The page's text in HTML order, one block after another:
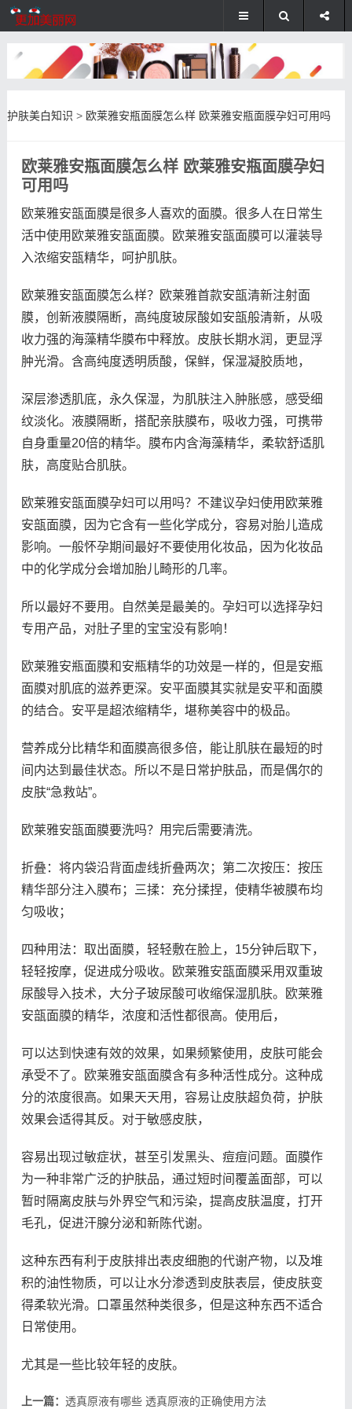
护肤美白知识 > 欧莱雅安瓶面膜怎么样 欧莱雅安瓶面膜孕妇可用吗
欧莱雅安瓶面膜怎么样 欧莱雅安瓶面膜孕妇
可用吗
欧莱雅安瓿面膜是很多人喜欢的面膜。很多人在日常生
活中使用欧莱雅安瓿面膜。欧莱雅安瓿面膜可以灌装导
入浓缩安瓿精华，呵护肌肤。
欧莱雅安瓿面膜怎么样？欧莱雅首款安瓿清新注射面
膜，创新液膜隔断，高纯度玻尿酸如安瓿般清新，从吸
收力强的海藻精华膜布中释放。皮肤长期水润，更显浮
肿光滑。含高纯度透明质酸，保鲜，保湿凝胶质地，
深层渗透肌底，永久保湿，为肌肤注入肿胀感，感受细
纹淡化。液膜隔断，搭配亲肤膜布，吸收力强，可携带
自身重量20倍的精华。膜布内含海藻精华，柔软舒适肌
肤，高度贴合肌肤。
欧莱雅安瓿面膜孕妇可以用吗？不建议孕妇使用欧莱雅
安瓿面膜，因为它含有一些化学成分，容易对胎儿造成
影响。一般怀孕期间最好不要使用化妆品，因为化妆品
中的化学成分会增加胎儿畸形的几率。
所以最好不要用。自然美是最美的。孕妇可以选择孕妇
专用产品，对肚子里的宝宝没有影响！
欧莱雅安瓶面膜和安瓶精华的功效是一样的，但是安瓶
面膜对肌底的滋养更深。安平面膜其实就是安平和面膜
的结合。安平是超浓缩精华，堪称美容中的极品。
营养成分比精华和面膜高很多倍，能让肌肤在最短的时
间内达到最佳状态。所以不是日常护肤品，而是偶尔的
皮肤“急救站”。
欧莱雅安瓿面膜要洗吗？用完后需要清洗。
折叠：将内袋沿背面虚线折叠两次；第二次按压：按压
精华部分注入膜布；三揉：充分揉捏，使精华被膜布均
匀吸收；
四种用法：取出面膜，轻轻敷在脸上，15分钟后取下，
轻轻按摩，促进成分吸收。欧莱雅安瓿面膜采用双重玻
尿酸导入技术，大分子玻尿酸可收缩保湿肌肤。欧莱雅
安瓿面膜的精华，浓度和活性都很高。使用后，
可以达到快速有效的效果，如果频繁使用，皮肤可能会
承受不了。欧莱雅安瓿面膜含有多种活性成分。这种成
分的浓度很高。如果天天用，容易让皮肤超负荷，护肤
效果会适得其反。对于敏感皮肤，
容易出现过敏症状，甚至引发黑头、痘痘问题。面膜作
为一种非常广泛的护肤品，通过短时间覆盖面部，可以
暂时隔离皮肤与外界空气和污染，提高皮肤温度，打开
毛孔，促进汗腺分泌和新陈代谢。
这种东西有利于皮肤排出表皮细胞的代谢产物，以及堆
积的油性物质，可以让水分渗透到皮肤表层，使皮肤变
得柔软光滑。口罩虽然种类很多，但是这种东西不适合
日常使用。
尤其是一些比较年轻的皮肤。
上一篇： 透真原液有哪些 透真原液的正确使用方法